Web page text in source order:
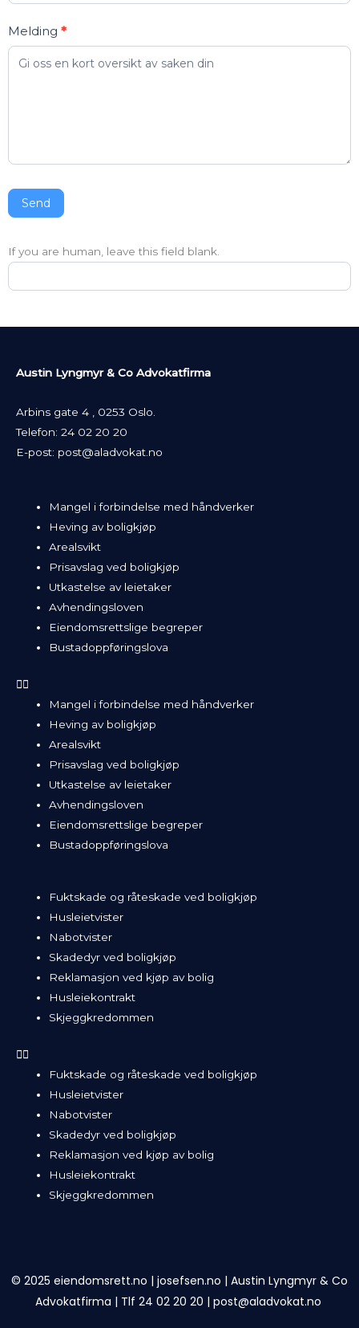
Melding *
Send
If you are human, leave this field blank.
Austin Lyngmyr & Co Advokatfirma
Arbins gate 4 , 0253 Oslo.
Telefon: 24 02 20 20
E-post: post@aladvokat.no
Mangel i forbindelse med håndverker
Heving av boligkjøp
Arealsvikt
Prisavslag ved boligkjøp
Utkastelse av leietaker
Avhendingsloven
Eiendomsrettslige begreper
Bustadoppføringslova
Mangel i forbindelse med håndverker
Heving av boligkjøp
Arealsvikt
Prisavslag ved boligkjøp
Utkastelse av leietaker
Avhendingsloven
Eiendomsrettslige begreper
Bustadoppføringslova
Fuktskade og råteskade ved boligkjøp
Husleietvister
Nabotvister
Skadedyr ved boligkjøp
Reklamasjon ved kjøp av bolig
Husleiekontrakt
Skjeggkredommen
Fuktskade og råteskade ved boligkjøp
Husleietvister
Nabotvister
Skadedyr ved boligkjøp
Reklamasjon ved kjøp av bolig
Husleiekontrakt
Skjeggkredommen
© 2025 eiendomsrett.no | josefsen.no | Austin Lyngmyr & Co
Advokatfirma | Tlf 24 02 20 20 | post@aladvokat.no